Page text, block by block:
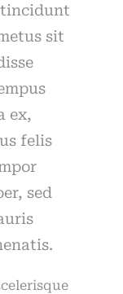
tincidunt
sit
ex,
felis
sed